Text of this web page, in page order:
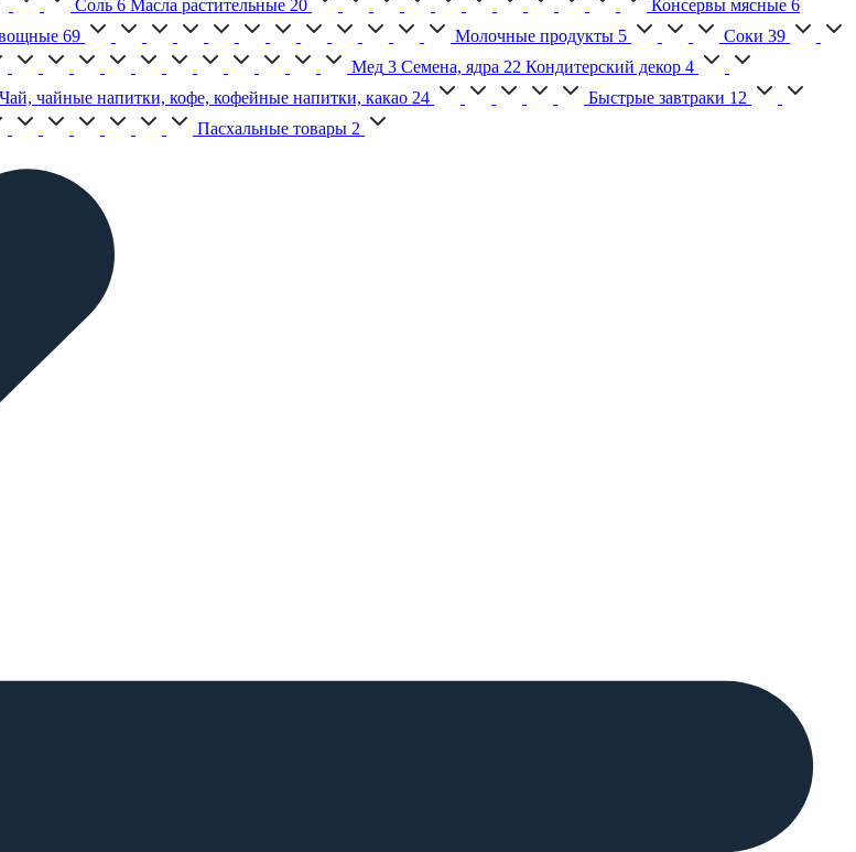
Соль 6 Масла растительные 20 Консервы мясные 6
69 Молочные продукты 5 Соки 39
Мед 3 Семена, ядра 22 Кондитерский декор 4
Чай, чайные напитки, кофе, кофейные напитки, какао 24 Быстрые завтраки 12
Пасхальные товары 2